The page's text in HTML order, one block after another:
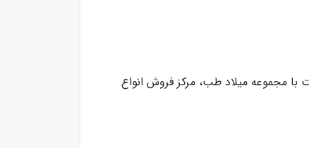
با مجموعه میلاد طب، مرکز فروش انواع